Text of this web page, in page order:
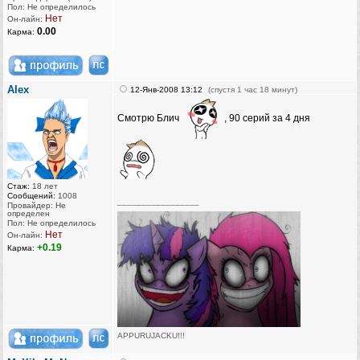
Пол: Не определилось
Он-лайн: Нет
Карма: 0.00
AIex
Стаж: 18 лет
Сообщений: 1008
Провайдер: Не
определен
Пол: Не определилось
Он-лайн: Нет
Карма: +0.19
12-Янв-2008 13:12 (спустя 1 час 18 минут)
Смотрю Блич , 90 серий за 4 дня
APPURUJACKU!!!